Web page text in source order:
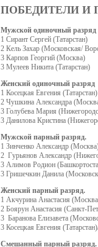
ПОБЕДИТЕЛИ И
Мужской одиночный разряд
1 Сирант Сергей (Татарстан)
2 Кель Захар (Московская/
3 Карпов Георгий (Москва)
3 Мулеев Никита (Татарстан)
Женский одиночный разряд
1 Косецкая Евгения (Татарстан)
2 Чушкина Александра
3 Голубева Мария
3 Данилова Кристина
Мужской парный разряд.
1 Зинченко Александр
2 Гурьянов Александр
3 Алимов Родион
3 Гришечкин Данила
Женский парный разряд.
1 Акчурина Анастасия
2 Боярун Анастасия (Санкт-
3 Баранова Елизавета
3 Косецкая Евгения
Смешанный парный разряд.